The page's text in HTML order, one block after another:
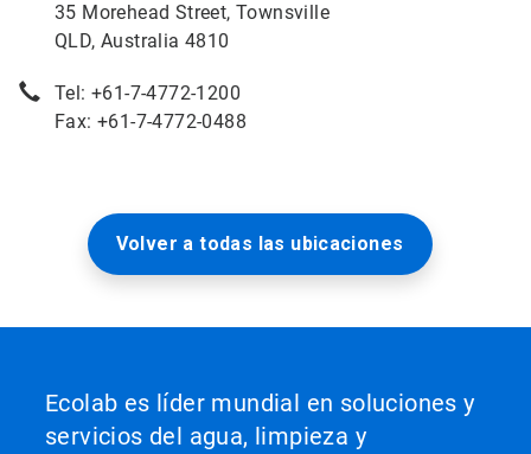
35 Morehead Street, Townsville
QLD, Australia 4810
Tel: +61-7-4772-1200
Fax: +61-7-4772-0488
Volver a todas las ubicaciones
Ecolab es líder mundial en soluciones y
servicios del agua, limpieza y